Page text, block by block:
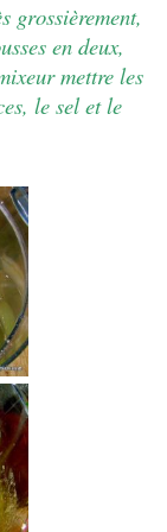
grossièrement,
en deux,
mettre les
le sel et le